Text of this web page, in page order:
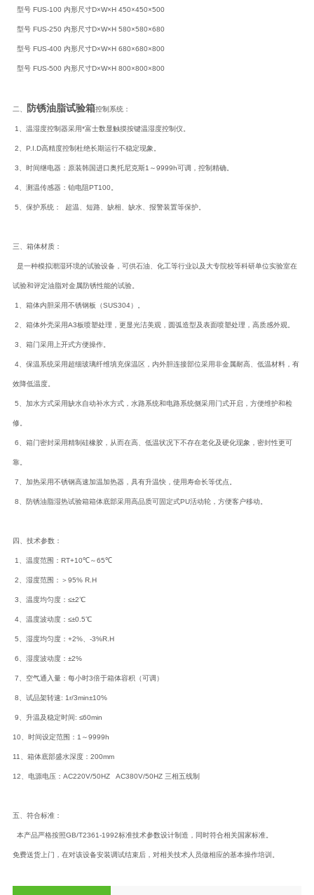
型号 FUS-100 内形尺寸D×W×H 450×450×500
型号 FUS-250 内形尺寸D×W×H 580×580×680
型号 FUS-400 内形尺寸D×W×H 680×680×800
型号 FUS-500 内形尺寸D×W×H 800×800×800
二、 防锈油脂试验箱控制系统：
1、温湿度控制器采用*富士数显触摸按键温湿度控制仪。
2、P.I.D高精度控制杜绝长期运行不稳定现象。
3、时间继电器：原装韩国进口奥托尼克斯1～9999h可调，控制精确。
4、测温传感器：铂电阻PT100。
5、保护系统： 超温、短路、缺相、缺水、报警装置等保护。
三、箱体材质：
是一种模拟潮湿环境的试验设备，可供石油、化工等行业以及大专院校等科研单位实验室在
试验和评定油脂对金属防锈性能的试验。
1、箱体内胆采用不锈钢板（SUS304）。
2、箱体外壳采用A3板喷塑处理，更显光洁美观，圆弧造型及表面喷塑处理，高质感外观。
3、箱门采用上开式方便操作。
4、保温系统采用超细玻璃纤维填充保温区，内外胆连接部位采用非金属耐高、低温材料，有
效降低温度。
5、加水方式采用缺水自动补水方式，水路系统和电路系统侧采用门式开启，方便维护和检
修。
6、箱门密封采用精制硅橡胶，从而在高、低温状况下不存在老化及硬化现象，密封性更可
靠。
7、加热采用不锈钢高速加温加热器，具有升温快，使用寿命长等优点。
8、防锈油脂湿热试验箱箱体底部采用高品质可固定式PU活动轮，方便客户移动。
四、技术参数：
1、温度范围：RT+10℃～65℃
2、湿度范围：＞95% R.H
3、温度均匀度：≤±2℃
4、温度波动度：≤±0.5℃
5、湿度均匀度：+2%、-3%R.H
6、湿度波动度：±2%
7、空气通入量：每小时3倍于箱体容积（可调）
8、试品架转速: 1r/3min±10%
9、升温及稳定时间: ≤60min
10、时间设定范围：1～9999h
11、箱体底部盛水深度：200mm
12、电源电压：AC220V/50HZ AC380V/50HZ 三相五线制
五、 符合标准：
本产品严格按照GB/T2361-1992标准技术参数设计制造，同时符合相关国家标准。
免费送货上门，在对该设备安装调试结束后，对相关技术人员做相应的基本操作培训。